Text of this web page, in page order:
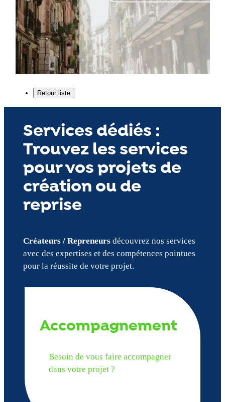
Services dédiés :
Trouvez les services
pour vos projets de
création ou de
reprise
Créateurs / Repreneursdécouvrez nos services
avec des expertises et des compétences pointues
pour la réussite de votre projet.
Accompagnement
Besoin de vous faire accompagner
dans votre projet ?